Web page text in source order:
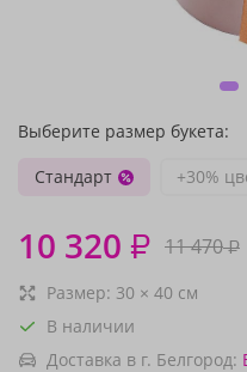
Выберите размер букета:
Стандарт
+30%
10 320 ₽ 11 470₽
Размер: 30 × 40 см
В наличии
Доставка в г. Белгород: